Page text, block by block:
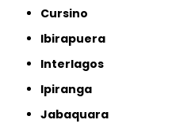
Cursino
Ibirapuera
Interlagos
Ipiranga
Jabaquara